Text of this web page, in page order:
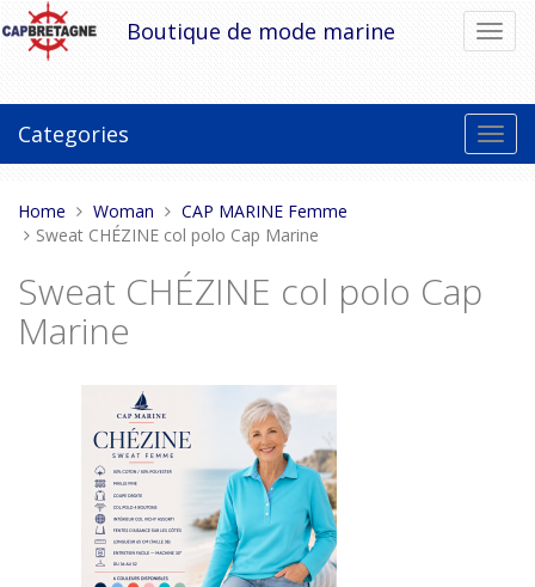
Skip
to
content
Boutique de mode marine
Categories
You
are
Home Woman
CAP MARINE Femme
Sweat CHÉZINE col polo Cap Marine
Sweat CHÉZINE col polo Cap
Marine